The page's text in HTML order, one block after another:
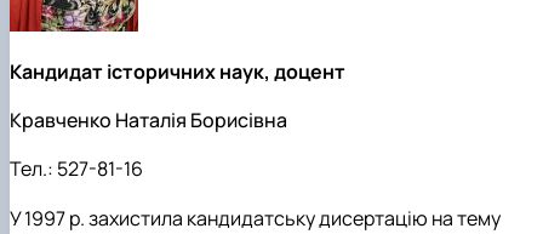
Кандидат історичних наук, доцент
Кравченко Наталія Борисівна
Тел.: 527-81-16
У 1997 р. захистила кандидатську дисертацію на тему